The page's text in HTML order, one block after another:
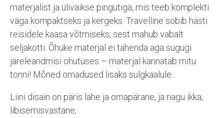
materjalist ja üliväikse pingutiga, mis teeb komplekti
väga kompaktseks ja kergeks. Travelline sobib hästi
reisidele kaasa võtmiseks, sest mahub vabalt
seljakotti. Õhuke materjal ei tähenda aga sugugi
järeleandmisi ohutuses – materjal kannatab mitu
tonni! Mõned omadused lisaks sulgkaalule:
Liini disain on päris lahe ja omapärane, ja nagu ikka,
libisemisvastane;